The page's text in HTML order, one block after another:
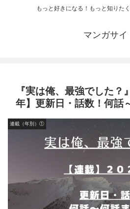
もっと好きになる！もっと知りた
マンガサイ
『実は俺、最強でした？
年】更新日・話数！何話
連載（年別）①